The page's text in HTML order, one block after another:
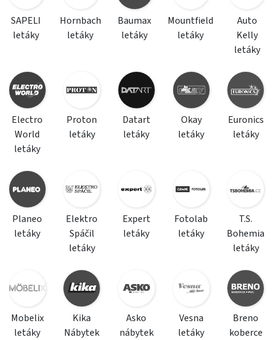
SAPELI
letáky
Hornbach
letáky
Baumax
letáky
Mountfield
letáky
Auto
Kelly
letáky
Electro
World
letáky
Proton
letáky
Datart
letáky
Okay
letáky
Euronics
letáky
Planeo
letáky
Elektro
Spáčil
letáky
Expert
letáky
Fotolab
letáky
T.S.
Bohemia
letáky
Mobelix
letáky
Kika
Nábytek
Asko
nábytek
Vesna
letáky
Breno
koberce